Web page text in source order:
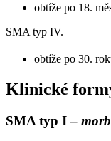
obtíže po 18.
SMA typ IV.
obtíže po 30.
Klinické
SMA typ I –